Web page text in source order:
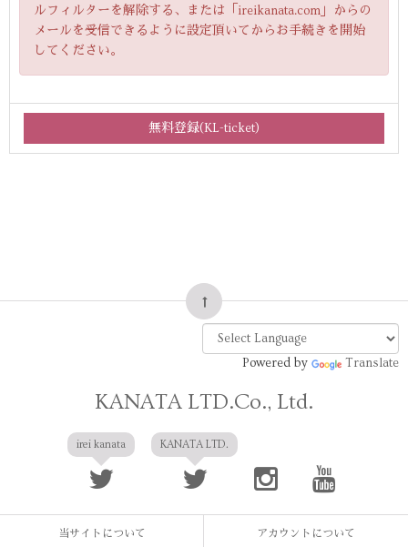
ルフィルターを解除する、または「ireikanata.com」からの
メールを受信できるように設定頂いてからお手続きを開始
してください。
Powered by Translate
KANATA LTD.Co., Ltd.
irei kanata KANATA LTD.
当サイトについて アカウントについて